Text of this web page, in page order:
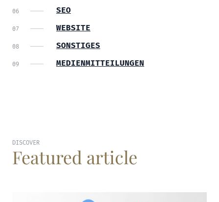
SEO
WEBSITE
SONSTIGES
MEDIENMITTEILUNGEN
DISCOVER
Featured article